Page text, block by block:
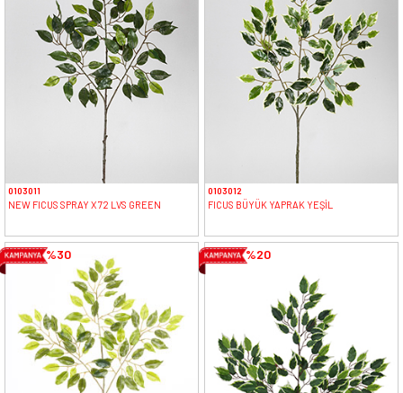
0103011
NEW FICUS SPRAY X 72 LVS GREEN
0103012
FICUS BÜYÜK YAPRAK YEŞİL
%30 %20